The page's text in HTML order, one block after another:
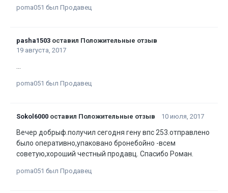
poma051 был Продавец
pasha1503 оставил Положительные отзыв
19 августа, 2017
poma051 был Продавец
Sokol6000 оставил Положительные отзыв 10 июля, 2017
Вечер добрыф.получил сегодня гену впс 253.отправлено
было оперативно,упаковано бронебойно -всем
советую,хороший честный продавц. Спасибо Роман.
poma051 был Продавец